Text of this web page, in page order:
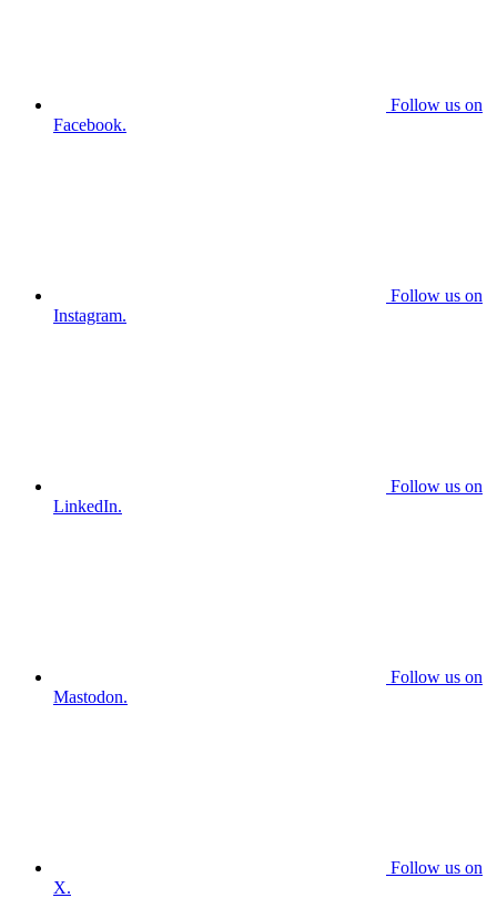
Follow us on
Facebook.
Follow us on
Instagram.
Follow us on
LinkedIn.
Follow us on
Mastodon.
Follow us on
X.